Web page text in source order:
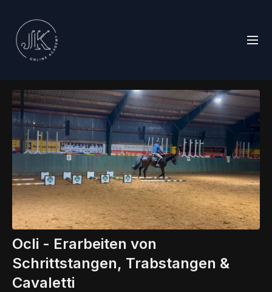
Ocli - Erarbeiten von
Schrittstangen, Trabstangen &
Cavaletti